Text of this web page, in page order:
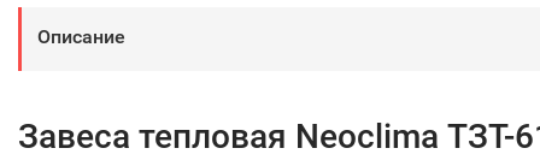
Описание
Завеса тепловая Neoclima ТЗТ-